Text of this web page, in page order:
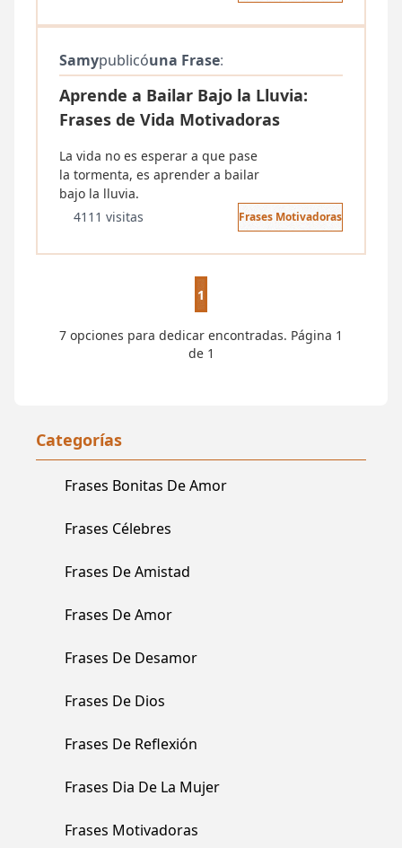
Categorías
Frases Bonitas De Amor
Frases Célebres
Frases De Amistad
Frases De Amor
Frases De Desamor
Frases De Dios
Frases De Reflexión
Frases Dia De La Mujer
Frases Motivadoras
Samypublicóuna Frase:
Aprende a Bailar Bajo la Lluvia:
Frases de Vida Motivadoras
La vida no es esperar a que pase
la tormenta, es aprender a bailar
bajo la lluvia.
4111 visitas
Frases Motivadoras
1
7 opciones para dedicar encontradas. Página 1
de 1